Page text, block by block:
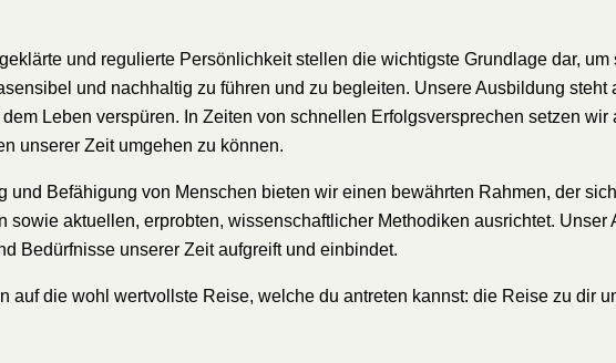
und regulierte Persönlichkeit stellen die wichtigste Grundlage dar,
und nachhaltig zu führen und zu begleiten. Unsere Ausbildung steht
Leben verspüren. In Zeiten von schnellen Erfolgsversprechen setzen
unserer Zeit umgehen zu können.
Befähigung von Menschen bieten wir einen bewährten Rahmen, der
aktuellen, erprobten, wissenschaftlicher Methodiken ausrichtet. Unser
Bedürfnisse unserer Zeit aufgreift und einbindet.
die wohl wertvollste Reise, welche du antreten kannst: die Reise zu dir